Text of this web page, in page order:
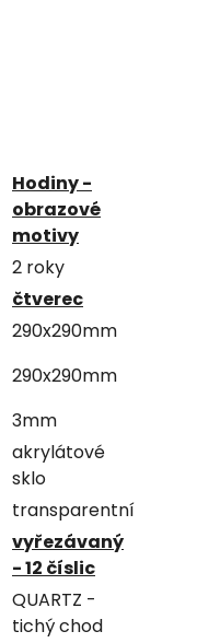
Hodiny -
obrazové
motivy
2 roky
čtverec
290x290mm
290x290mm
3mm
akrylátové
sklo
transparentní
vyřezávaný
- 12 číslic
QUARTZ -
tichý chod